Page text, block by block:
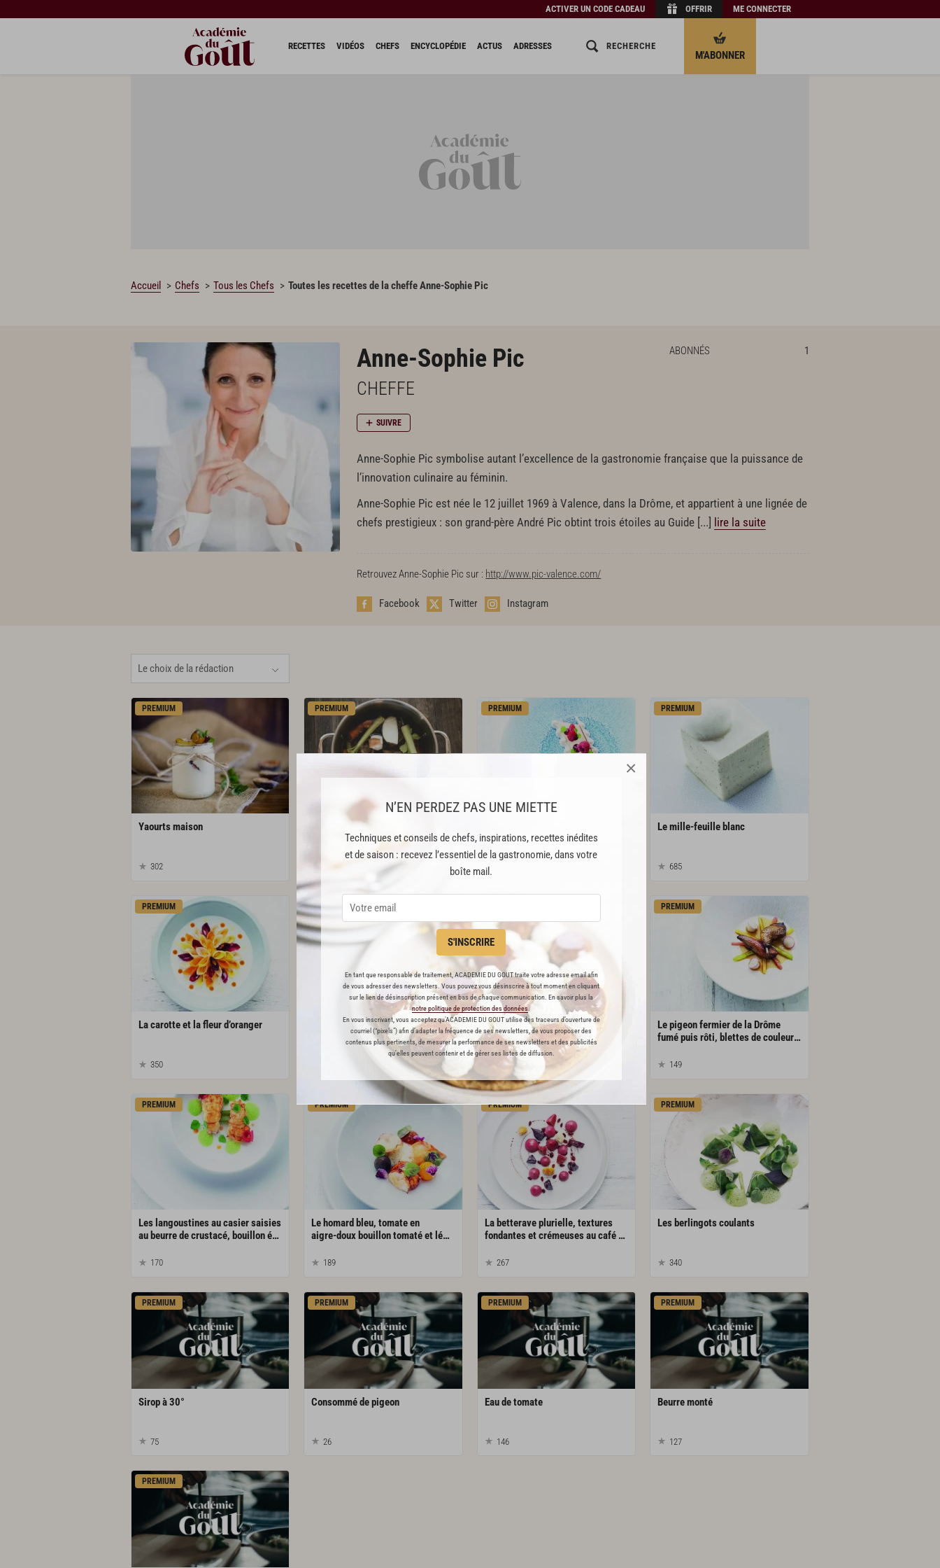
N’EN PERDEZ PAS UNE MIETTE
Techniques et conseils de chefs, inspirations, recettes inédites
et de saison : recevez l’essentiel de la gastronomie, dans votre
boîte mail.
S'INSCRIRE
En tant que responsable de traitement, ACADEMIE DU GOUT traite votre adresse email afin
de vous adresser des newsletters. Vous pouvez vous désinscrire à tout moment en cliquant
sur le lien de désinscription présent en bas de chaque communication. En savoir plus la
notre politique de protection des données.
En vous inscrivant, vous acceptez qu'ACADEMIE DU GOUT utilise des traceurs d’ouverture de
courriel (“pixels”) afin d’adapter la fréquence de ses newsletters, de vous proposer des
contenus plus pertinents, de mesurer la performance de ses newsletters et des publicités
qu’elles peuvent contenir et de gérer ses listes de diffusion.
×
ACTIVER UN CODE CADEAU OFFRIR ME CONNECTER
RECETTES VIDÉOS CHEFS ENCYCLOPÉDIE ACTUS ADRESSES RECHERCHE
M'ABONNER
Accueil Chefs Tous les Chefs Toutes les recettes de la cheffe Anne-Sophie Pic
Anne-Sophie Pic
CHEFFE
SUIVRE
ABONNÉS 1
Anne-Sophie Pic symbolise autant l’excellence de la gastronomie française que la puissance de
l’innovation culinaire au féminin.
Anne-Sophie Pic est née le 12 juillet 1969 à Valence, dans la Drôme, et appartient à une lignée de
chefs prestigieux : son grand-père André Pic obtint trois étoiles au Guide [...] lire la suite
Retrouvez Anne-Sophie Pic sur : http://www.pic-valence.com/
Facebook Twitter Instagram
PREMIUM
Yaourtsmaison
302
PREMIUM
légumes
PREMIUM
pointu
PREMIUM
Lemille-feuille blanc
685
PREMIUM
Lacarotteet lafleurd’oranger
350
PREMIUM
turbot côtiercuitlentement
Les petites tomates de couleurs,
1024
PREMIUM
Le pigeon fermier de la Drôme
fumé puis rôti, blettes de couleurs, navets primeurs au citron combava, consommé cristallin
149
PREMIUM
Les langoustines au casier saisies
au beurre de crustacé, bouillon émulsionné à l’anis vert et à la feuille de cannelier
170
PREMIUM
Le homard bleu, tomate en
aigre-doux bouillon tomaté et légèrement épicé au café bourbon pointu de la réunion et safran
189
PREMIUM
La betterave plurielle, textures
fondantes et crémeuses au café blue mountain, acidulé d’épine-vinette
267
PREMIUM
Les berlingotscoulants
340
PREMIUM
Siropà30°
75
PREMIUM
Consommédepigeon
26
PREMIUM
Eaudetomate
146
PREMIUM
Beurremonté
127
PREMIUM